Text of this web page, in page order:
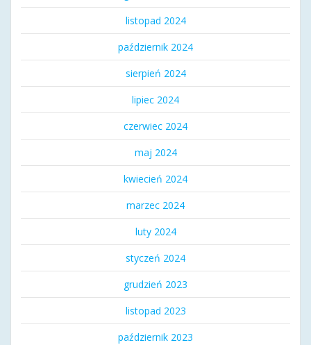
listopad 2024
październik 2024
sierpień 2024
lipiec 2024
czerwiec 2024
maj 2024
kwiecień 2024
marzec 2024
luty 2024
styczeń 2024
grudzień 2023
listopad 2023
październik 2023